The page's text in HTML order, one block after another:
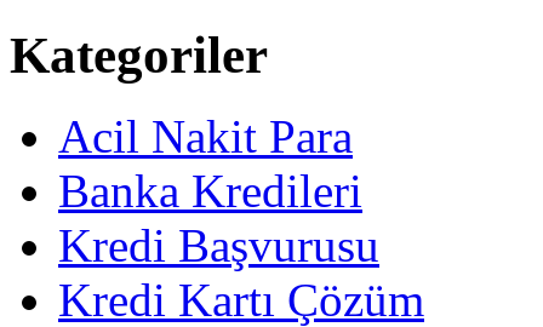
Kategoriler
Acil Nakit Para
Banka Kredileri
Kredi Başvurusu
Kredi Kartı Çözüm